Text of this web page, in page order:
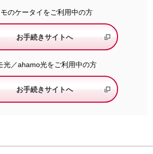
モのケータイをご利用中の方
お手続きサイトへ
光／ahamo光をご利用中の方
お手続きサイトへ